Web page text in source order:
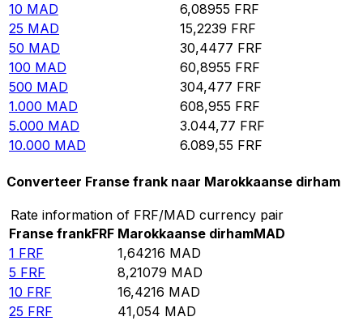
10 MAD 6,08955 FRF
25 MAD 15,2239 FRF
50 MAD 30,4477 FRF
100 MAD 60,8955 FRF
500 MAD 304,477 FRF
1.000 MAD 608,955 FRF
5.000 MAD 3.044,77 FRF
10.000 MAD 6.089,55 FRF
Converteer Franse frank naar Marokkaanse dirham
Rate information of FRF/MAD currency pair
Franse frankFRF Marokkaanse dirhamMAD
1 FRF 1,64216 MAD
5 FRF 8,21079 MAD
10 FRF 16,4216 MAD
25 FRF 41,054 MAD